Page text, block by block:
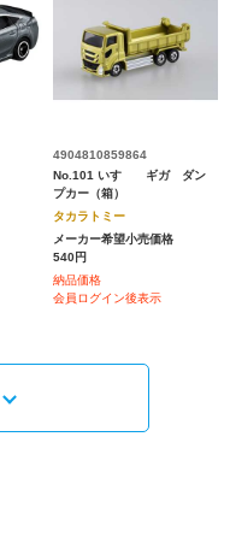
4904810859864
No.101 いすゞ ギガ ダン
プカー（箱）
タカラトミー
メーカー希望小売価格
540円
納品価格
会員ログイン後表示